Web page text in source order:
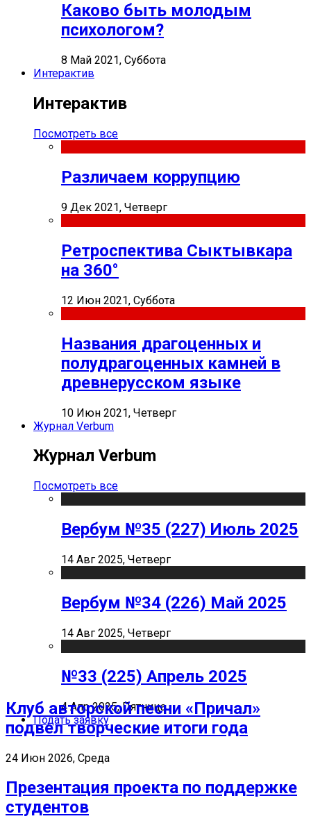
Каково быть молодым
психологом?
8 Май 2021, Суббота
Интерактив
Интерактив
Посмотреть все
Различаем коррупцию
9 Дек 2021, Четверг
Ретроспектива Сыктывкара
на 360°
12 Июн 2021, Суббота
Названия драгоценных и
полудрагоценных камней в
древнерусском языке
10 Июн 2021, Четверг
Журнал Verbum
Журнал Verbum
Посмотреть все
Вербум №35 (227) Июль 2025
14 Авг 2025, Четверг
Вербум №34 (226) Май 2025
14 Авг 2025, Четверг
№33 (225) Апрель 2025
4 Апр 2025, Пятница
Подать заявку
Клуб авторской песни «Причал»
подвел творческие итоги года
24 Июн 2026, Среда
Презентация проекта по поддержке
студентов